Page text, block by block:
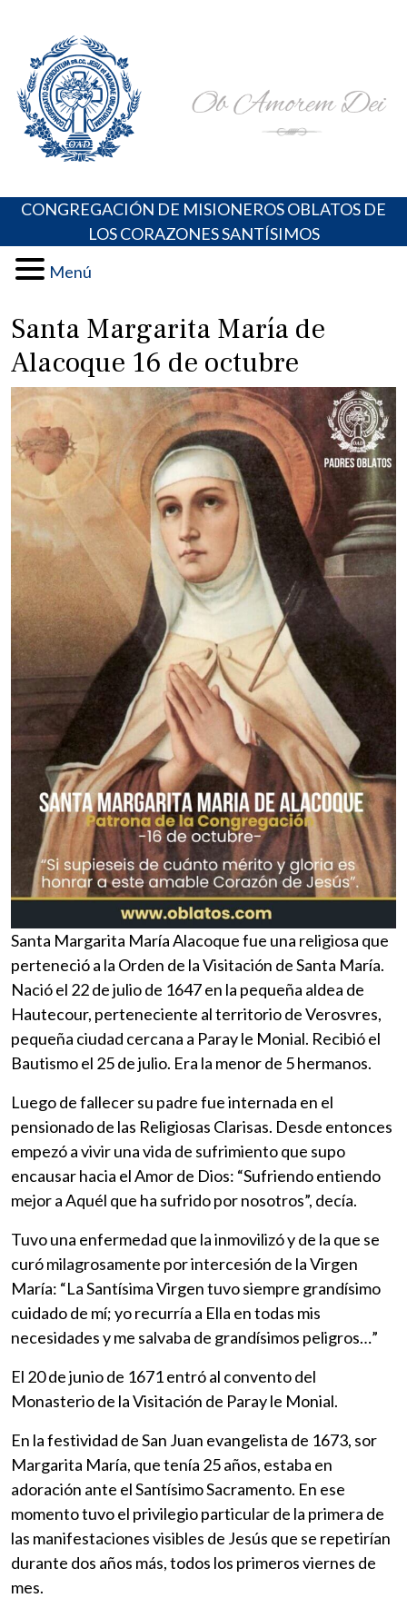
content
Portal de los Padres Oblatos. Advocaciones Marianas,
Oraciones, Música religiosa y más
CONGREGACIÓN DE MISIONEROS OBLATOS DE
LOS CORAZONES SANTÍSIMOS
Menú
Santa Margarita María de
Alacoque 16 de octubre
Santa Margarita María Alacoque fue una religiosa que
perteneció a la Orden de la Visitación de Santa María.
Nació el 22 de julio de 1647 en la pequeña aldea de
Hautecour, perteneciente al territorio de Verosvres,
pequeña ciudad cercana a Paray le Monial. Recibió el
Bautismo el 25 de julio. Era la menor de 5 hermanos.
Luego de fallecer su padre fue internada en el
pensionado de las Religiosas Clarisas. Desde entonces
empezó a vivir una vida de sufrimiento que supo
encausar hacia el Amor de Dios: “Sufriendo entiendo
mejor a Aquél que ha sufrido por nosotros”, decía.
Tuvo una enfermedad que la inmovilizó y de la que se
curó milagrosamente por intercesión de la Virgen
María: “La Santísima Virgen tuvo siempre grandísimo
cuidado de mí; yo recurría a Ella en todas mis
necesidades y me salvaba de grandísimos peligros…”
El 20 de junio de 1671 entró al convento del
Monasterio de la Visitación de Paray le Monial.
En la festividad de San Juan evangelista de 1673, sor
Margarita María, que tenía 25 años, estaba en
adoración ante el Santísimo Sacramento. En ese
momento tuvo el privilegio particular de la primera de
las manifestaciones visibles de Jesús que se repetirían
durante dos años más, todos los primeros viernes de
mes.